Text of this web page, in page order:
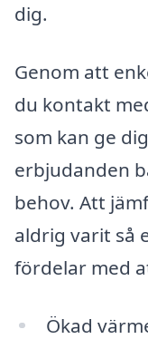
dig.
Genom att
du kontakt
som kan ge
erbjudanden
behov. Att
aldrig varit så
fördelar med
Ökad